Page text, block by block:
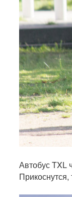
Автобус TXL
Прикоснутся,